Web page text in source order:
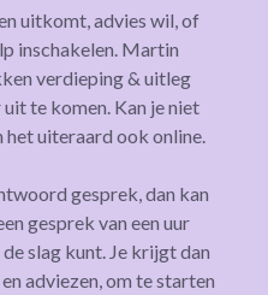
uitkomt, advies wil, of
inschakelen. Martin
verdieping & uitleg
te komen. Kan je niet
het uiteraard ook online.
gesprek, dan kan
gesprek van een uur
slag kunt. Je krijgt dan
adviezen, om te starten